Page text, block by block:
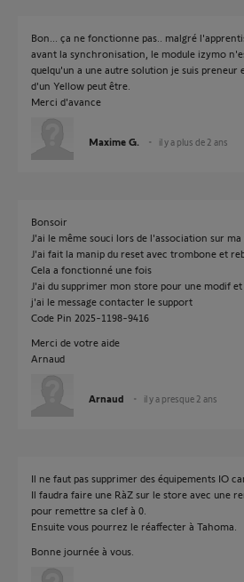
Bon... ça ne fonctionne pas.. malgré
avant la synchronisation, le module izymo
quelqu'un a une autre solution je suis preneur
d'un Yellow peut être.
Merci d'avance
Maxime G. il y a plus de 2 ans
Bonsoir
J'ai le même souci lors de l'association sur
J'ai fait la manip du reset avec trombone et
Cela a fonctionné une fois
J'ai du supprimer mon store pour une modif
j'ai le message contacter le support
Code Pin 2025-1198-9416
Merci de votre aide
Arnaud
Arnaud il y a presque 2 ans
Il ne faut pas supprimer des équipements IO
Il faudra faire une RàZ sur le store avec une
pour remettre sa clef à 0.
Ensuite vous pourrez le réaffecter à Tahoma.
Bonne journée à vous.